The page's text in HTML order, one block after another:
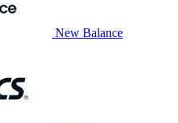
New Balance